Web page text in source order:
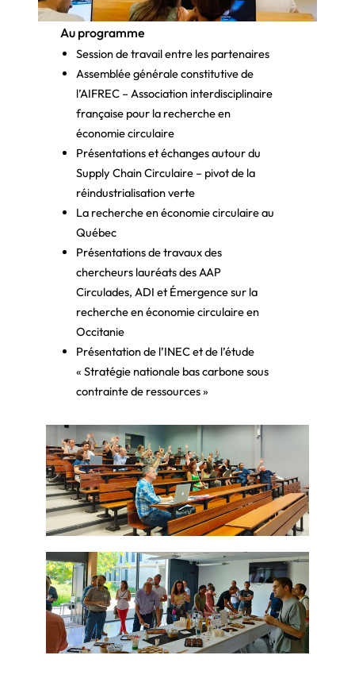
Au programme
Session de travail entre les partenaires
Assemblée générale constitutive de
l’AIFREC – Association interdisciplinaire
française pour la recherche en
économie circulaire
Présentations et échanges autour du
Supply Chain Circulaire – pivot de la
réindustrialisation verte
La recherche en économie circulaire au
Québec
Présentations de travaux des
chercheurs lauréats des AAP
Circulades, ADI et Émergence sur la
recherche en économie circulaire en
Occitanie
Présentation de l’INEC et de l’étude
« Stratégie nationale bas carbone sous
contrainte de ressources »